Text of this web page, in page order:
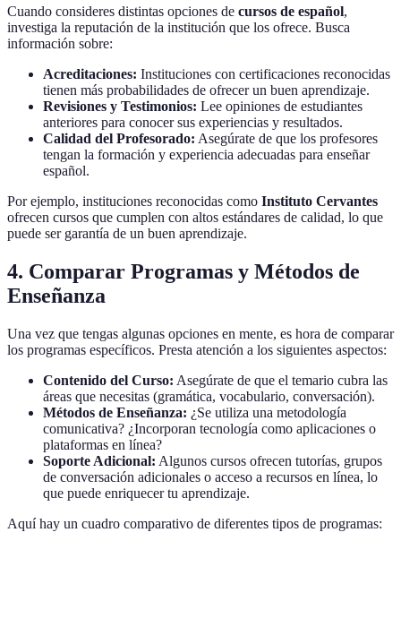
Cuando consideres distintas opciones de cursos de español,
investiga la reputación de la institución que los ofrece. Busca
información sobre:
Acreditaciones: Instituciones con certificaciones reconocidas
tienen más probabilidades de ofrecer un buen aprendizaje.
Revisiones y Testimonios: Lee opiniones de estudiantes
anteriores para conocer sus experiencias y resultados.
Calidad del Profesorado: Asegúrate de que los profesores
tengan la formación y experiencia adecuadas para enseñar
español.
Por ejemplo, instituciones reconocidas como Instituto Cervantes
ofrecen cursos que cumplen con altos estándares de calidad, lo que
puede ser garantía de un buen aprendizaje.
4. Comparar Programas y Métodos de
Enseñanza
Una vez que tengas algunas opciones en mente, es hora de comparar
los programas específicos. Presta atención a los siguientes aspectos:
Contenido del Curso: Asegúrate de que el temario cubra las
áreas que necesitas (gramática, vocabulario, conversación).
Métodos de Enseñanza: ¿Se utiliza una metodología
comunicativa? ¿Incorporan tecnología como aplicaciones o
plataformas en línea?
Soporte Adicional: Algunos cursos ofrecen tutorías, grupos
de conversación adicionales o acceso a recursos en línea, lo
que puede enriquecer tu aprendizaje.
Aquí hay un cuadro comparativo de diferentes tipos de programas: